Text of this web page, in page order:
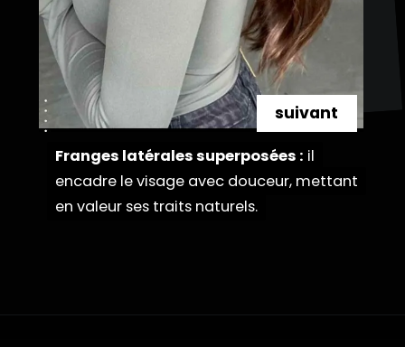
Franges latérales superposées : il
encadre le visage avec douceur, mettant
en valeur ses traits naturels.
Franges latérales superposées : il
encadre le visage avec douceur, mettant
en valeur ses traits naturels.
suivant